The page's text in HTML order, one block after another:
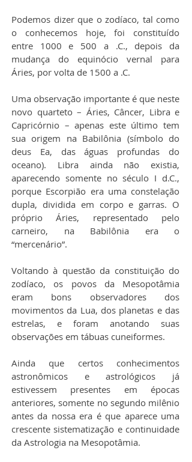
Podemos dizer que o zodíaco, tal como
o conhecemos hoje, foi constituído
entre 1000 e 500 a .C., depois da
mudança do equinócio vernal para
Áries, por volta de 1500 a .C.
Uma observação importante é que neste
novo quarteto – Áries, Câncer, Libra e
Capricórnio – apenas este último tem
sua origem na Babilônia (símbolo do
deus Ea, das águas profundas do
oceano). Libra ainda não existia,
aparecendo somente no século I d.C.,
porque Escorpião era uma constelação
dupla, dividida em corpo e garras. O
próprio Áries, representado pelo
carneiro, na Babilônia era o
“mercenário”.
Voltando à questão da constituição do
zodíaco, os povos da Mesopotâmia
eram bons observadores dos
movimentos da Lua, dos planetas e das
estrelas, e foram anotando suas
observações em tábuas cuneiformes.
Ainda que certos conhecimentos
astronômicos e astrológicos já
estivessem presentes em épocas
anteriores, somente no segundo milênio
antes da nossa era é que aparece uma
crescente sistematização e continuidade
da Astrologia na Mesopotâmia.